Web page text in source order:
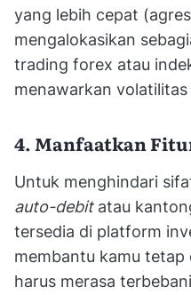
yang lebih cepat
mengalokasikan
trading forex atau
menawarkan
4. Manfaatkan
Untuk menghindari
auto-debitatau
tersedia di platform
membantu kamu tetap
harus merasa